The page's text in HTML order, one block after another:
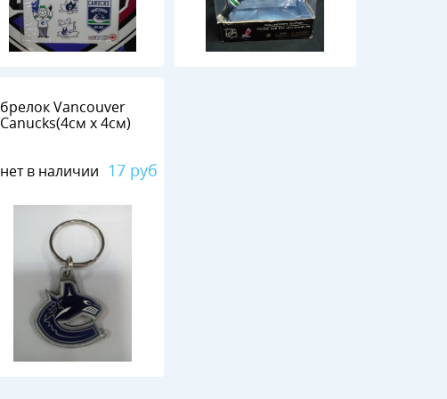
брелок Vancouver
Canucks(4см х 4см)
нет в наличии 17 руб